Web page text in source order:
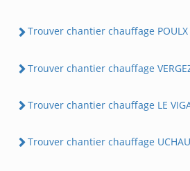
Trouver chantier chauffage POULX
Trouver chantier chauffage
Trouver chantier chauffage LE
Trouver chantier chauffage